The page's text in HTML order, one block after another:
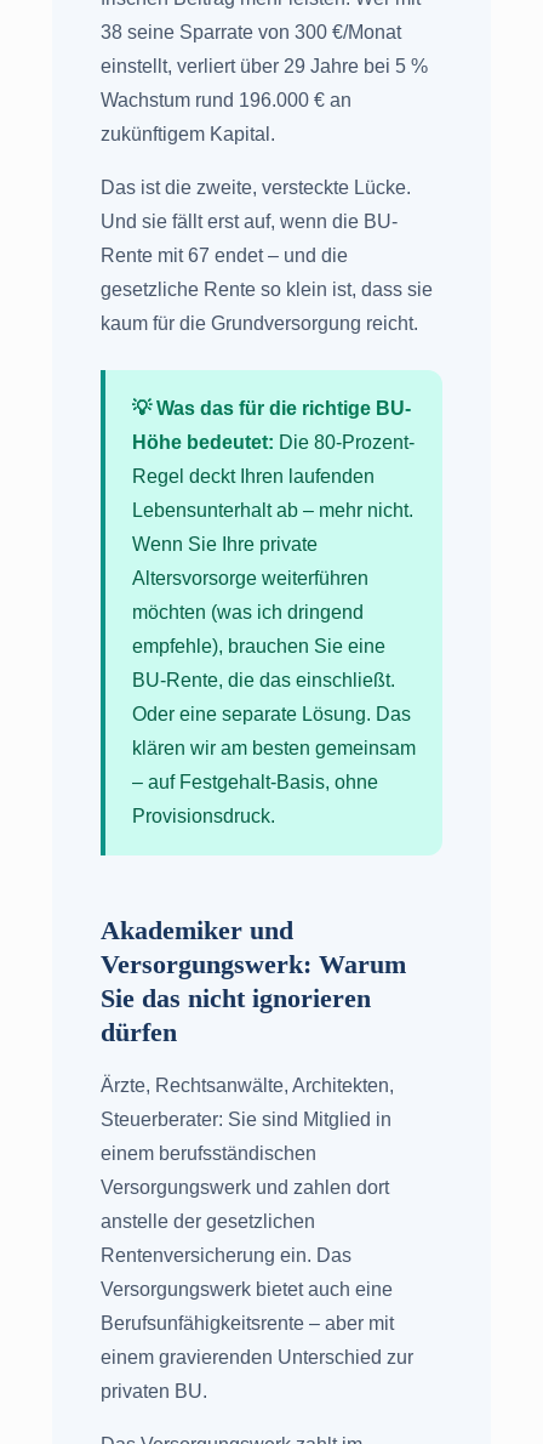
38 seine Sparrate von 300 €/Monat
einstellt, verliert über 29 Jahre bei 5 %
Wachstum rund 196.000 € an
zukünftigem Kapital.
Das ist die zweite, versteckte Lücke.
Und sie fällt erst auf, wenn die BU-
Rente mit 67 endet – und die
gesetzliche Rente so klein ist, dass sie
kaum für die Grundversorgung reicht.
💡 Was das für die richtige BU-
Höhe bedeutet: Die 80-Prozent-
Regel deckt Ihren laufenden
Lebensunterhalt ab – mehr nicht.
Wenn Sie Ihre private
Altersvorsorge weiterführen
möchten (was ich dringend
empfehle), brauchen Sie eine
BU-Rente, die das einschließt.
Oder eine separate Lösung. Das
klären wir am besten gemeinsam
– auf Festgehalt-Basis, ohne
Provisionsdruck.
Akademiker und
Versorgungswerk: Warum
Sie das nicht ignorieren
dürfen
Ärzte, Rechtsanwälte, Architekten,
Steuerberater: Sie sind Mitglied in
einem berufsständischen
Versorgungswerk und zahlen dort
anstelle der gesetzlichen
Rentenversicherung ein. Das
Versorgungswerk bietet auch eine
Berufsunfähigkeitsrente – aber mit
einem gravierenden Unterschied zur
privaten BU.